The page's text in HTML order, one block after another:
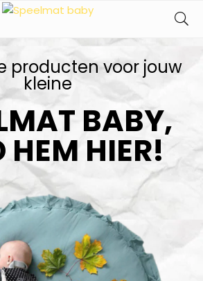
producten voor jouw
kleine​
BABY,
HEM HIER!